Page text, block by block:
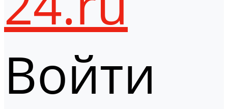
Войти